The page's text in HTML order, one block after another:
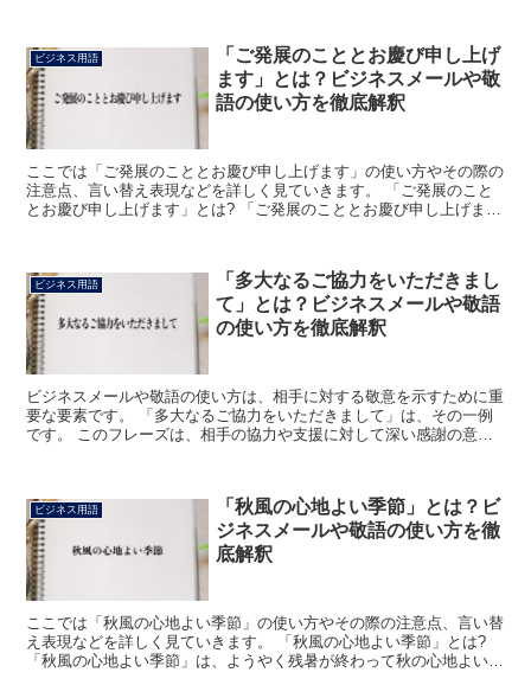
ビジネス用語
「ご発展のこととお慶び申し上げ
ます」とは？ビジネスメールや敬
語の使い方を徹底解釈
ここでは「ご発展のこととお慶び申し上げます」の使い方やその際の
注意点、言い替え表現などを詳しく見ていきます。 「ご発展のこと
とお慶び申し上げます」とは? 「ご発展のこととお慶び申し上げま
ビジネス用語
「多大なるご協力をいただきまし
て」とは？ビジネスメールや敬語
の使い方を徹底解釈
ビジネスメールや敬語の使い方は、相手に対する敬意を示すために重
要な要素です。 「多大なるご協力をいただきまして」は、その一例
です。 このフレーズは、相手の協力や支援に対して深い感謝の意を
ビジネス用語
「秋風の心地よい季節」とは？ビ
ジネスメールや敬語の使い方を徹
底解釈
ここでは「秋風の心地よい季節」の使い方やその際の注意点、言い替
え表現などを詳しく見ていきます。 「秋風の心地よい季節」とは?
「秋風の心地よい季節」は、ようやく残暑が終わって秋の心地よい季